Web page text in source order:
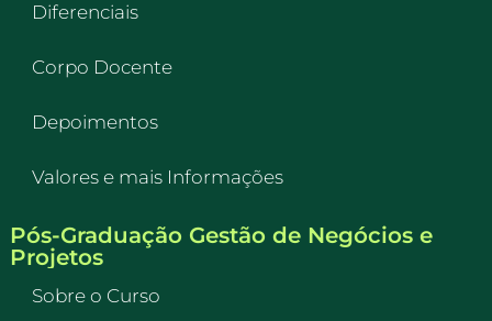
Diferenciais
Corpo Docente
Depoimentos
Valores e mais Informações
Pós-Graduação Gestão de Negócios e
Projetos
Sobre o Curso